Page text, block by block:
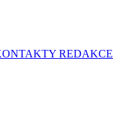
REDAKCE